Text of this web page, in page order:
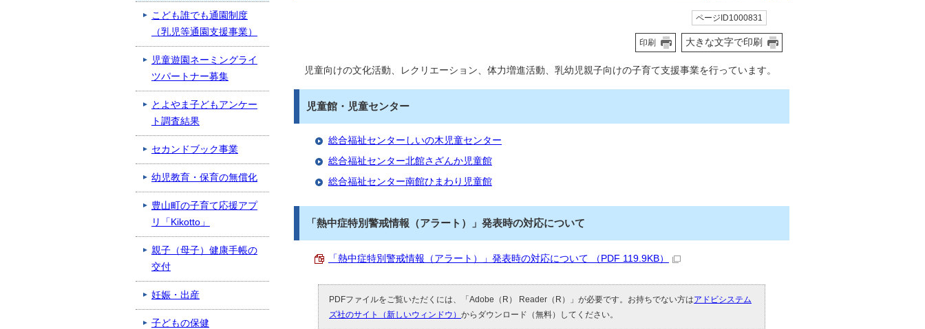
ページID1000831
印刷 大きな文字で印刷
児童向けの文化活動、レクリエーション、体力増進活動、乳幼児親子向けの子育て支援事業を行っています。
児童館・児童センター
総合福祉センターしいの木児童センター
総合福祉センター北館さざんか児童館
総合福祉センター南館ひまわり児童館
「熱中症特別警戒情報（アラート）」発表時の対応について
「熱中症特別警戒情報（アラート）」発表時の対応について （PDF 119.9KB）
PDFファイルをご覧いただくには、「Adobe（R） Reader（R）」が必要です。お持ちでない方はアドビシステム
ズ社のサイト（新しいウィンドウ） からダウンロード（無料）してください。
こども誰でも通園制度
（乳児等通園支援事業）
児童遊園ネーミングライ
ツパートナー募集
とよやま子どもアンケー
ト調査結果
セカンドブック事業
幼児教育・保育の無償化
豊山町の子育て応援アプ
リ「Kikotto」
親子（母子）健康手帳の
交付
妊娠・出産
子どもの保健